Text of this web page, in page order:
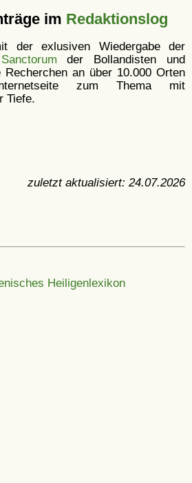
im Redaktionslog
der exlusiven Wiedergabe der
der Bollandisten und
Recherchen an über 10.000 Orten
zum Thema mit
Tiefe.
zuletzt aktualisiert: 24.07.2026
Heiligenlexikon